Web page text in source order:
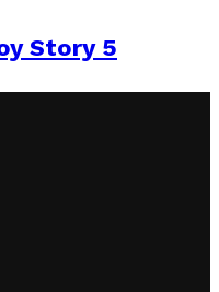
Story 5